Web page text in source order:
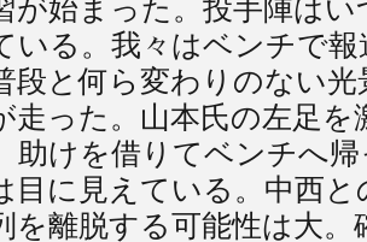
いる。我々はベンチで
段と何ら変わりのない
走った。山本氏の左足
助けを借りてベンチへ
目に見えている。中西
を離脱する可能性は大